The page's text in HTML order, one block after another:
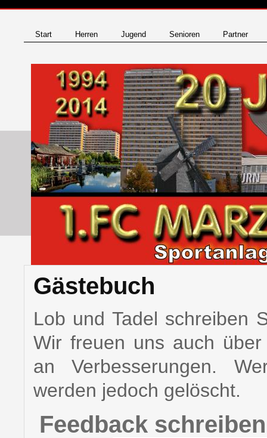
Gästebuch
Lob und Tadel schreiben
Wir freuen uns auch
an Verbesserungen.
werden jedoch gelöscht.
Feedback schreiben
Start Herren Jugend Senioren Partner